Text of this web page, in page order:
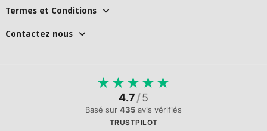
Termes et Conditions
Contactez nous
★ ★ ★ ★ ★
4.7/5
Basé sur 435 avis vérifiés
TRUSTPILOT